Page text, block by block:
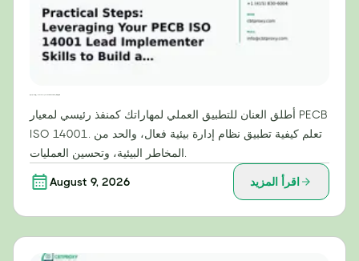
أطلق العنان للتطبيق العملي لمهاراتك كمنفذ رئيسي لمعيار PECB
ISO 14001. تعلم كيفية تطبيق نظام إدارة بيئية فعال، والحد من
August 9, 2026 اقرأ المزيد